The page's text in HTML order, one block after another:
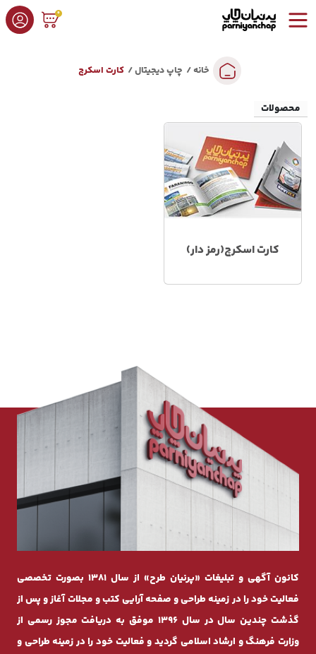
0
خانه چاپ دیجیتال کارت اسکرچ
محصولات
کارت اسکرچ(رمز دار)
کانون آگهی و تبلیغات «پرنیان طرح» از سال 1381 بصورت تخصصی
فعالیت خود را در زمینه طراحی و صفحه ‌آرایی کتب و مجلات آغاز و پس از
گذشت چندیـن سال در سال 1396 موفق به دریافت مجوز رسمی از
وزارت فرهنگ و ارشاد اسلامی گردید و فعالیت خود را در زمینه طراحی و